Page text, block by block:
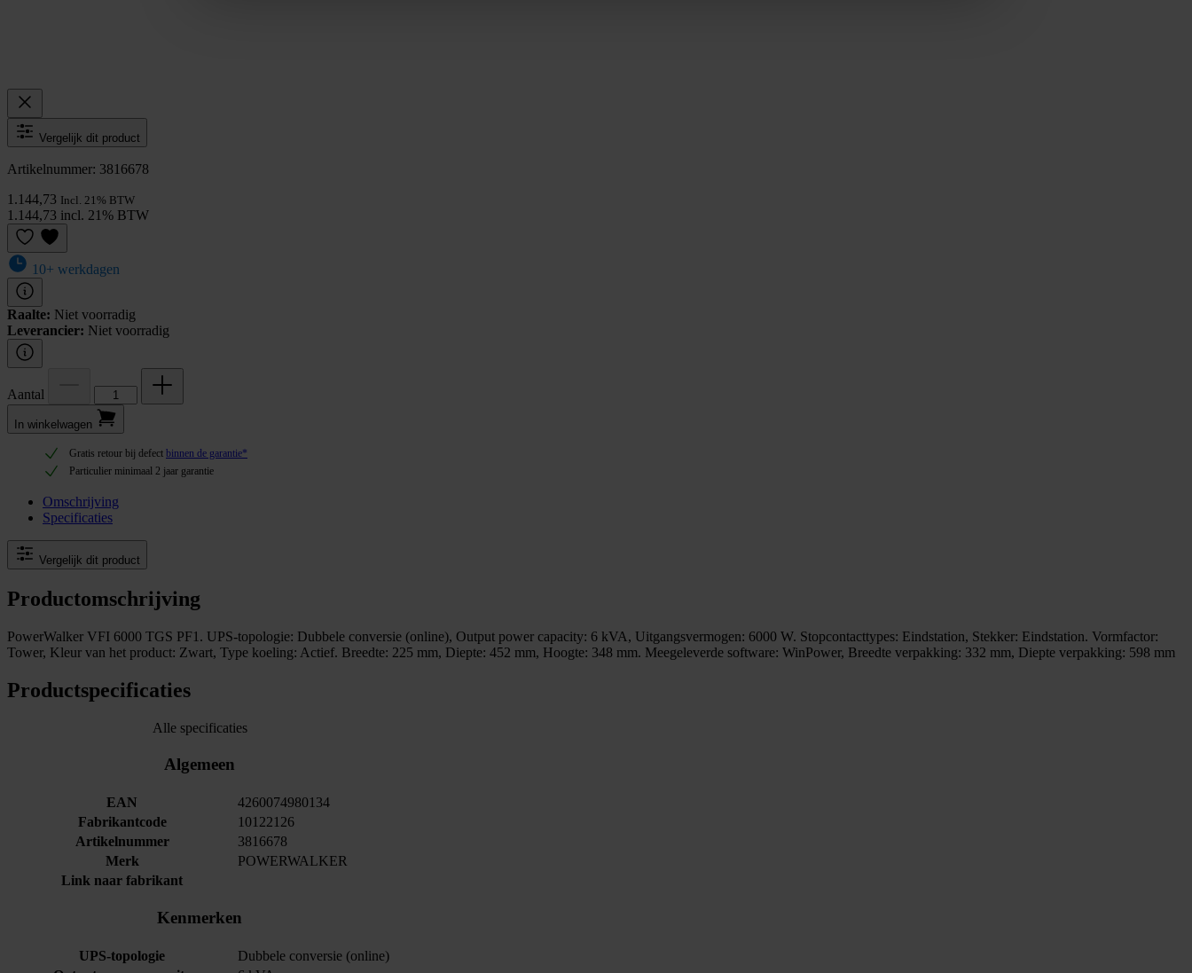
Vergelijk dit product
Artikelnummer: 3816678
1.144,73 Incl. 21% BTW
1.144,73 incl. 21% BTW
10+ werkdagen
Raalte: Niet voorradig
Leverancier: Niet voorradig
Aantal
In winkel­wagen
Gratis retour bij defect binnen de garantie*
Particulier minimaal 2 jaar garantie
Omschrijving
Specificaties
Vergelijk dit product
Productomschrijving
PowerWalker VFI 6000 TGS PF1. UPS-topologie: Dubbele conversie (online), Output power capacity: 6 kVA, Uitgangsvermogen: 6000 W. Stopcontacttypes: Eindstation, Stekker: Eindstation. Vormfactor:
Tower, Kleur van het product: Zwart, Type koeling: Actief. Breedte: 225 mm, Diepte: 452 mm, Hoogte: 348 mm. Meegeleverde software: WinPower, Breedte verpakking: 332 mm, Diepte verpakking: 598 mm
Productspecificaties
Alle specificaties
Algemeen
EAN
4260074980134
Fabrikantcode
10122126
Artikelnummer
3816678
Merk
POWERWALKER
Link naar fabrikant
Kenmerken
UPS-topologie
Dubbele conversie (online)